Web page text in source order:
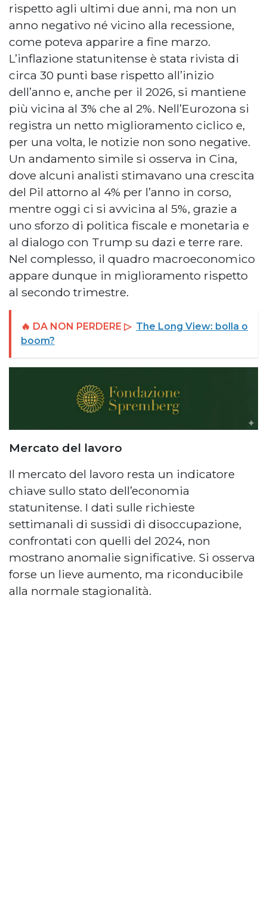
rispetto agli ultimi due anni, ma non un
anno negativo né vicino alla recessione,
come poteva apparire a fine marzo.
L’inflazione statunitense è stata rivista di
circa 30 punti base rispetto all’inizio
dell’anno e, anche per il 2026, si mantiene
più vicina al 3% che al 2%. Nell’Eurozona si
registra un netto miglioramento ciclico e,
per una volta, le notizie non sono negative.
Un andamento simile si osserva in Cina,
dove alcuni analisti stimavano una crescita
del Pil attorno al 4% per l’anno in corso,
mentre oggi ci si avvicina al 5%, grazie a
uno sforzo di politica fiscale e monetaria e
al dialogo con Trump su dazi e terre rare.
Nel complesso, il quadro macroeconomico
appare dunque in miglioramento rispetto
al secondo trimestre.
🔥 DA NON PERDERE ▷ The Long View: bolla o
boom?
Mercato del lavoro
Il mercato del lavoro resta un indicatore
chiave sullo stato dell’economia
statunitense. I dati sulle richieste
settimanali di sussidi di disoccupazione,
confrontati con quelli del 2024, non
mostrano anomalie significative. Si osserva
forse un lieve aumento, ma riconducibile
alla normale stagionalità.